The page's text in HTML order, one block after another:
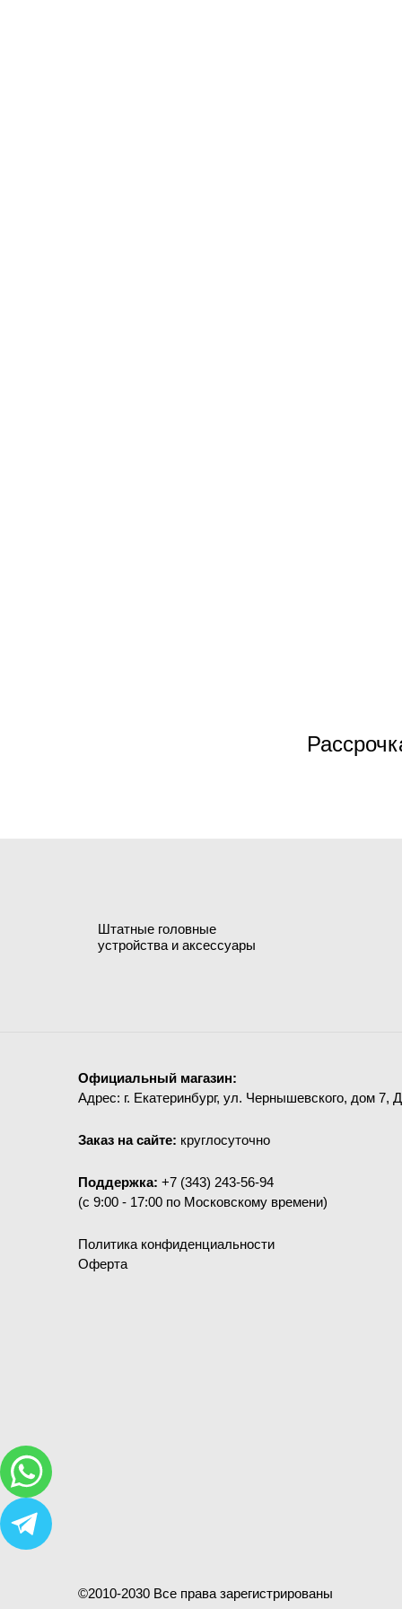
Штатные головные
устройства и аксессуары
Официальный магазин:
Адрес: г. Екатеринбург, ул. Чернышевского, дом
Заказ на сайте: круглосуточно
Поддержка: +7 (343) 243-56-94
(c 9:00 - 17:00 по Московскому времени)
Политика конфиденциальности
Оферта
©2010-2030 Все права зарегистрированы